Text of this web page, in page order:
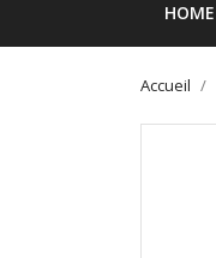
HOME
Accueil